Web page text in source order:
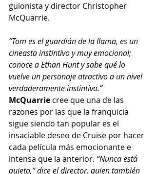
guionista y director Christopher
McQuarrie.
“Tom es el guardián de la llama, es un
cineasta instintivo y muy emocional;
conoce a Ethan Hunt y sabe qué lo
vuelve un personaje atractivo a un nivel
verdaderamente instintivo.”
McQuarrie cree que una de las
razones por las que la franquicia
sigue siendo tan popular es el
insaciable deseo de Cruise por hacer
cada película más emocionante e
intensa que la anterior. “Nunca está
quieto,” dice el director, quien también